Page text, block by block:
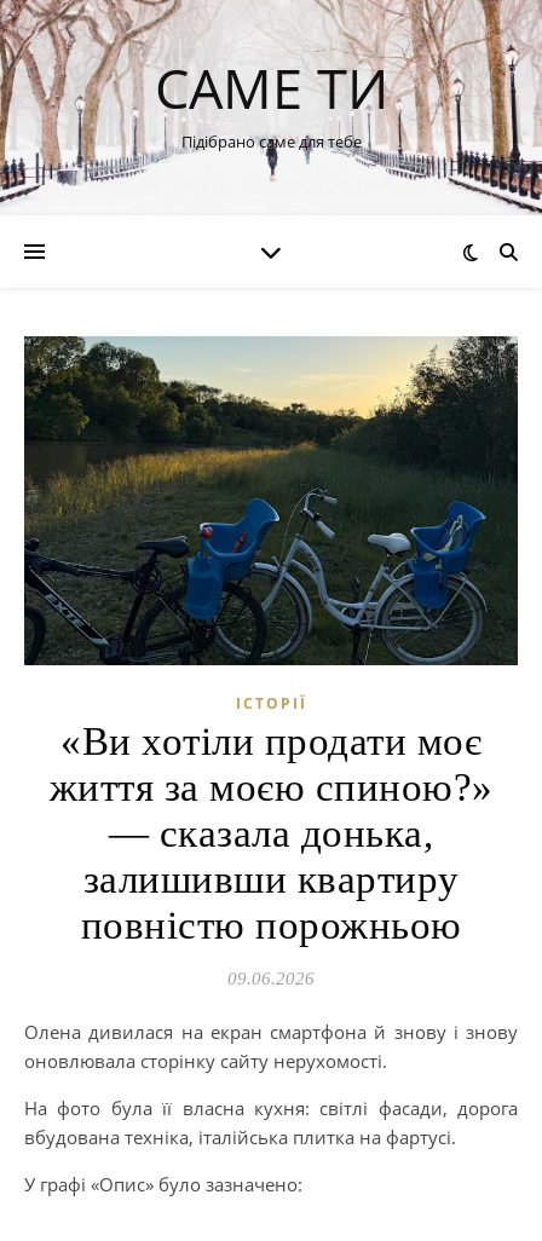
САМЕ ТИ
Підібрано саме для тебе
ІСТОРІЇ
«Ви хотіли продати моє
життя за моєю спиною?»
— сказала донька,
залишивши квартиру
повністю порожньою
09.06.2026
Олена дивилася на екран смартфона й знову і знову
оновлювала сторінку сайту нерухомості.
На фото була її власна кухня: світлі фасади, дорога
вбудована техніка, італійська плитка на фартусі.
У графі «Опис» було зазначено: